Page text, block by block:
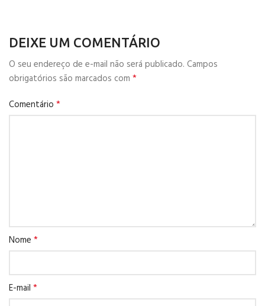
DEIXE UM COMENTÁRIO
O seu endereço de e-mail não será publicado. Campos
obrigatórios são marcados com *
Comentário *
Nome *
E-mail *